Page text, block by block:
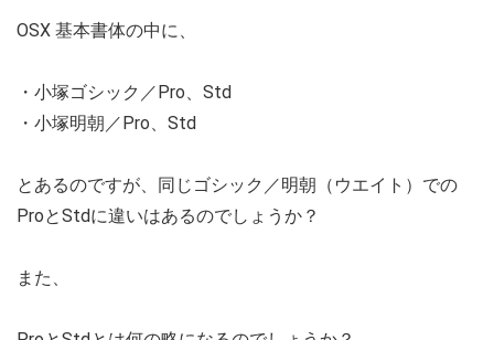
OSX 基本書体の中に、
・小塚ゴシック／Pro、Std
・小塚明朝／Pro、Std
とあるのですが、同じゴシック／明朝（ウエイト）での
ProとStdに違いはあるのでしょうか？
また、